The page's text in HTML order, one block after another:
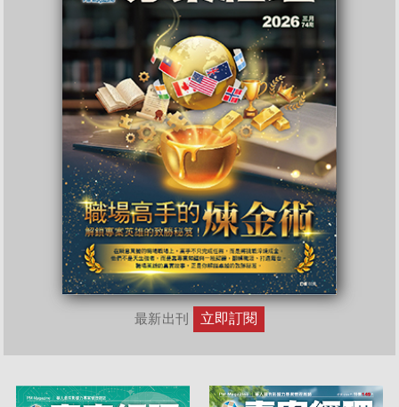
最新出刊 立即訂閱